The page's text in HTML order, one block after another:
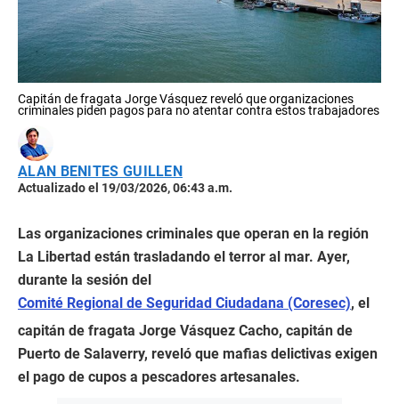
Capitán de fragata Jorge Vásquez reveló que organizaciones
criminales piden pagos para no atentar contra estos trabajadores
ALAN BENITES GUILLEN
Actualizado el 19/03/2026, 06:43 a.m.
Las organizaciones criminales que operan en la región
La Libertad están trasladando el terror al mar. Ayer,
durante la sesión del
Comité Regional de Seguridad Ciudadana (Coresec), el
capitán de fragata Jorge Vásquez Cacho, capitán de
Puerto de Salaverry, reveló que mafias delictivas exigen
el pago de cupos a pescadores artesanales.